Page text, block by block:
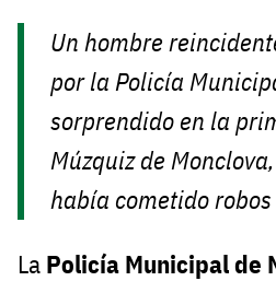
Un hombre
por la Policía
sorprendido en la
Múzquiz de
había cometido
La Policía Municipal de